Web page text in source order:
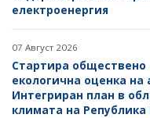
електроенергия
07 Август 2026
Стартира
екологична оценка на
Интегриран план в
климата на Република
РЕЗУЛТАТИ ОТ
СТУДЕНТСКИ
АДМИНИСТРАЦИЯ
ДРУЖЕСТВА С
БИЗНЕС ОРГАНИЗАЦИИ